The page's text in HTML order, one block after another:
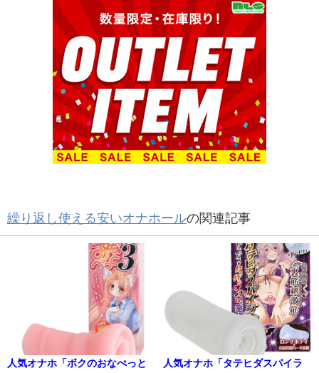
繰り返し使える安いオナホールの関連記事
人気オナホ「ボクのおなぺっと
人気オナホ「タテヒダスパイラ